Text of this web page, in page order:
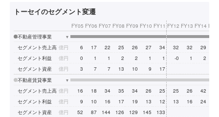
トーセイのセグメント変遷
FY05 FY06 FY07 FY08 FY09 FY10 FY11 FY12 FY13 FY14
不動産管理事業
▾
セグメント売上高 億円 6 17 22 25 26 27 34 32 32 29
セグメント利益
億円 0 1 1 2 2 1 1 -0 1 2
セグメント資産
億円 3 7 7 13 10 9
17
不動産賃貸事業
▾
セグメント売上高 億円 16 18 34 35 34 26 25 25 26 42
セグメント利益
億円 9 10 16 17 19 13 12 13 16 24
セグメント資産
億円 52 87 144 126 129 145
133